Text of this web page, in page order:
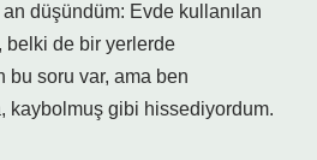
düşündüm: Evde kullanılan
belki de bir yerlerde
bu soru var, ama ben
kaybolmuş gibi hissediyordum.